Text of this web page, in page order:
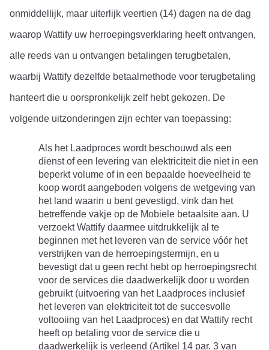
onmiddellijk, maar uiterlijk veertien (14) dagen na de dag
waarop Wattify uw herroepingsverklaring heeft ontvangen,
alle reeds van u ontvangen betalingen terugbetalen,
waarbij Wattify dezelfde betaalmethode voor terugbetaling
hanteert die u oorspronkelijk zelf hebt gekozen. De
volgende uitzonderingen zijn echter van toepassing:
Als het Laadproces wordt beschouwd als een
dienst of een levering van elektriciteit die niet in een
beperkt volume of in een bepaalde hoeveelheid te
koop wordt aangeboden volgens de wetgeving van
het land waarin u bent gevestigd, vink dan het
betreffende vakje op de Mobiele betaalsite aan. U
verzoekt Wattify daarmee uitdrukkelijk al te
beginnen met het leveren van de service vóór het
verstrijken van de herroepingstermijn, en u
bevestigt dat u geen recht hebt op herroepingsrecht
voor de services die daadwerkelijk door u worden
gebruikt (uitvoering van het Laadproces inclusief
het leveren van elektriciteit tot de succesvolle
voltooiing van het Laadproces) en dat Wattify recht
heeft op betaling voor de service die u
daadwerkelijk is verleend (Artikel 14 par. 3 van